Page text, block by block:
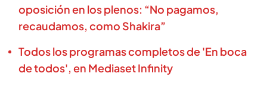
oposición en los plenos: “No pagamos,
recaudamos, como Shakira”
Todos los programas completos de 'En boca
de todos', en Mediaset Infinity